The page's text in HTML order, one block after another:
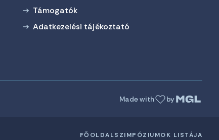
Támogatók
Adatkezelési tájékoztató
Made with by
FŐOLDALSZIMPÓZIUMOK LISTÁJA